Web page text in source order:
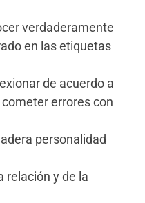
verdaderamente
en las etiquetas
de acuerdo a
errores con
personalidad
relación y de la